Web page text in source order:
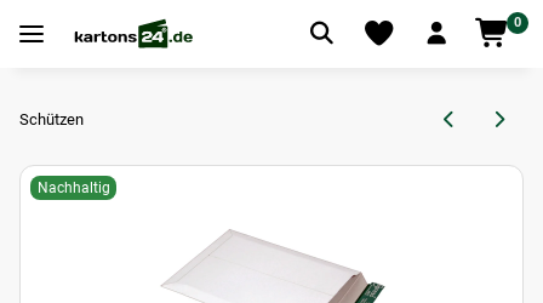
0
Schützen
Nachhaltig